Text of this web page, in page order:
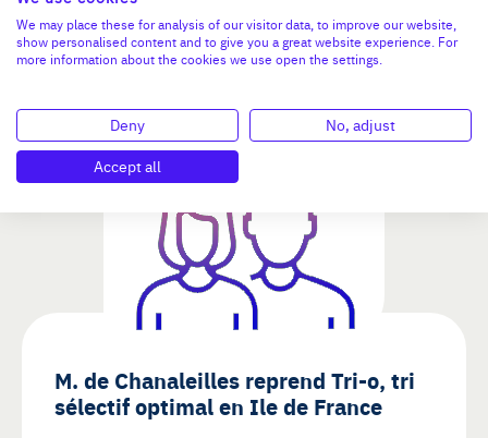
M. de Chanaleilles reprend Tri-o, tri
sélectif optimal en Ile de France
We may place these for analysis of our visitor data, to improve our website,
show personalised content and to give you a great website experience. For
more information about the cookies we use open the settings.
Deny
No, adjust
Accept all